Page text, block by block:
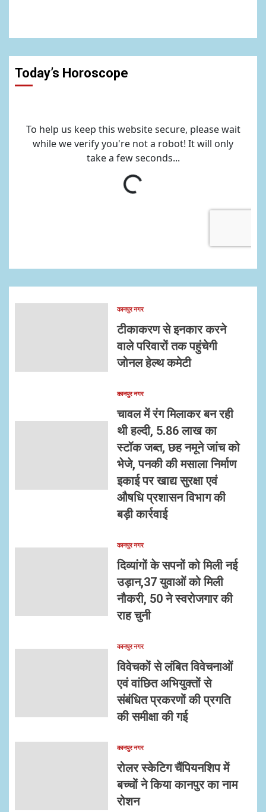
Today’s Horoscope
कानपुर नगर
टीकाकरण से इनकार करने
वाले परिवारों तक पहुंचेगी
जोनल हेल्थ कमेटी
कानपुर नगर
चावल में रंग मिलाकर बन रही
थी हल्दी, 5.86 लाख का
स्टॉक जब्त, छह नमूने जांच को
भेजे, पनकी की मसाला निर्माण
इकाई पर खाद्य सुरक्षा एवं
औषधि प्रशासन विभाग की
बड़ी कार्रवाई
कानपुर नगर
दिव्यांगों के सपनों को मिली नई
उड़ान,37 युवाओं को मिली
नौकरी, 50 ने स्वरोजगार की
राह चुनी
कानपुर नगर
विवेचकों से लंबित विवेचनाओं
एवं वांछित अभियुक्तों से
संबंधित प्रकरणों की प्रगति
की समीक्षा की गई
कानपुर नगर
रोलर स्केटिग चैंपियनशिप में
बच्चों ने किया कानपुर का नाम
रोशन